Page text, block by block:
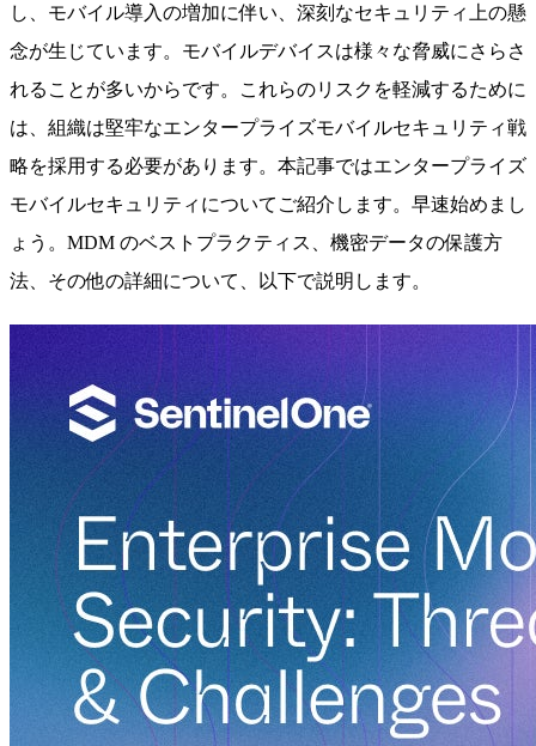
し、モバイル導入の増加に伴い、深刻なセキュリティ上の懸
念が生じています。モバイルデバイスは様々な脅威にさらさ
れることが多いからです。これらのリスクを軽減するために
は、組織は堅牢なエンタープライズモバイルセキュリティ戦
略を採用する必要があります。本記事ではエンタープライズ
モバイルセキュリティについてご紹介します。早速始めまし
ょう。MDM のベストプラクティス、機密データの保護方
法、その他の詳細について、以下で説明します。